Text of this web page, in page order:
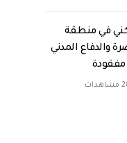
في منطقة
والدفاع المدني
مفقودة